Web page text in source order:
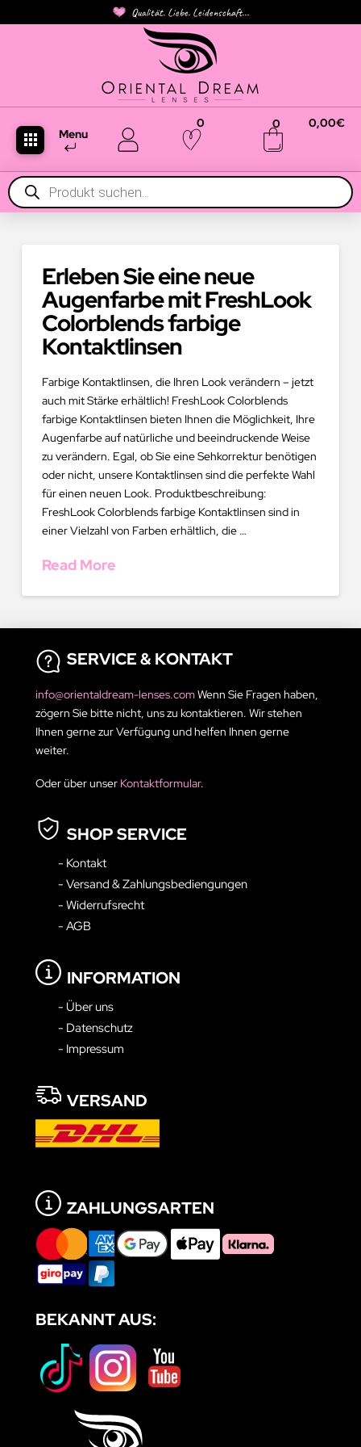
Qualität. Liebe. Leidenschaft...
Menu
0 0 0,00€
Products
search
Erleben Sie eine neue
Augenfarbe mit FreshLook
Colorblends farbige
Kontaktlinsen
Farbige Kontaktlinsen, die Ihren Look verändern – jetzt
auch mit Stärke erhältlich! FreshLook Colorblends
farbige Kontaktlinsen bieten Ihnen die Möglichkeit, Ihre
Augenfarbe auf natürliche und beeindruckende Weise
zu verändern. Egal, ob Sie eine Sehkorrektur benötigen
oder nicht, unsere Kontaktlinsen sind die perfekte Wahl
für einen neuen Look. Produktbeschreibung:
FreshLook Colorblends farbige Kontaktlinsen sind in
einer Vielzahl von Farben erhältlich, die …
Read More
SERVICE & KONTAKT
info@orientaldream-lenses.comWenn Sie Fragen haben,
zögern Sie bitte nicht, uns zu kontaktieren. Wir stehen
Ihnen gerne zur Verfügung und helfen Ihnen gerne
weiter.
Oder über unser Kontaktformular.
SHOP SERVICE
- Kontakt
- Versand & Zahlungsbediengungen
- Widerrufsrecht
- AGB
INFORMATION
- Über uns
- Datenschutz
- Impressum
VERSAND
ZAHLUNGSARTEN
BEKANNT AUS: